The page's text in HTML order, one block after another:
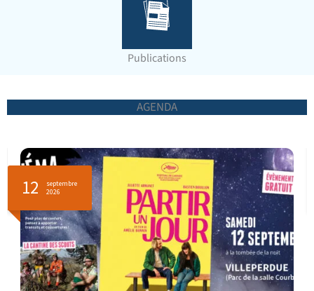
Publications
AGENDA
17
septembre
2026